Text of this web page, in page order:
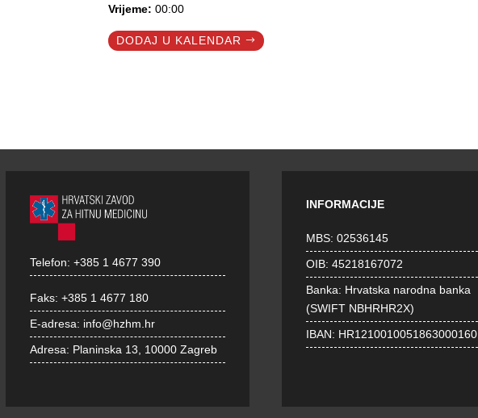
Vrijeme:00:00
DODAJ U KALENDAR
Telefon: +385 1 4677 390
Faks: +385 1 4677 180
E-adresa: info@hzhm.hr
Adresa: Planinska 13, 10000 Zagreb
INFORMACIJE
MBS: 02536145
OIB: 45218167072
Banka: Hrvatska narodna banka
(SWIFT NBHRHR2X)
IBAN: HR1210010051863000160